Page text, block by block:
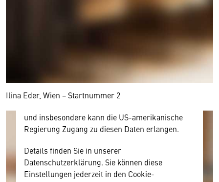
Ilina Eder, Wien − Startnummer 2
Hier würden wir Ihnen gerne einen externen
personenbezogene technische Daten zu Geräten
und Nutzerverhalten mitunter mit US-
amerikanischen Anbietern austauscht.
Diese Daten unterliegen keinem dem EU-
und insbesondere kann die US-amerikanische
Regierung Zugang zu diesen Daten erlangen.
Details finden Sie in unserer
Datenschutzerklärung. Sie können diese
Einstellungen jederzeit in den Cookie-